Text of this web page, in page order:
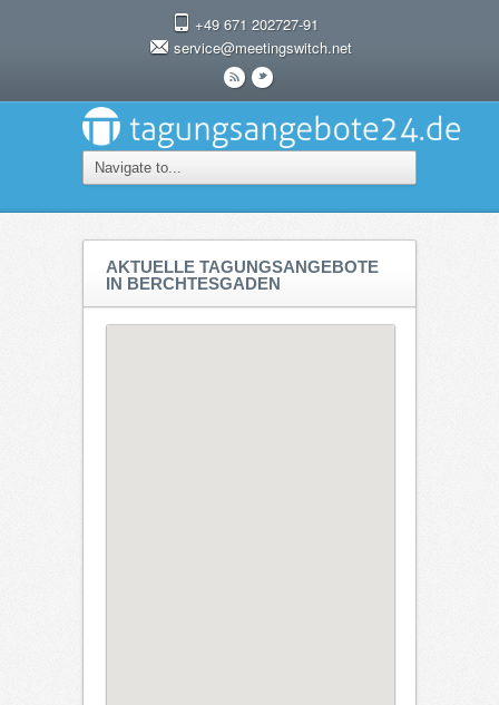
+49 671 202727-91
service@meetingswitch.net
r t
AKTUELLE TAGUNGSANGEBOTE
IN BERCHTESGADEN